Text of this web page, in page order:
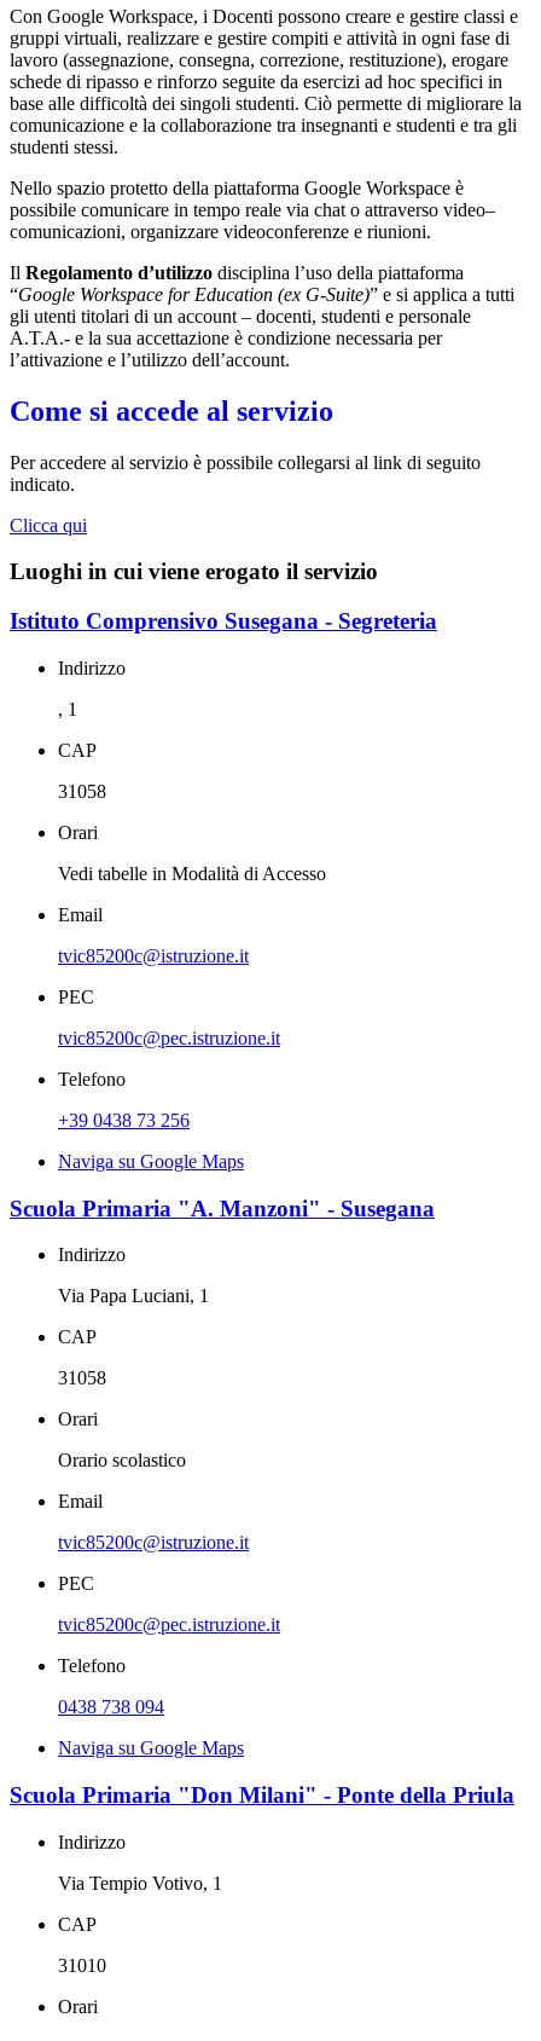
Con Google Workspace, i Docenti possono creare e gestire classi e
gruppi virtuali, realizzare e gestire compiti e attività in ogni fase di
lavoro (assegnazione, consegna, correzione, restituzione), erogare
schede di ripasso e rinforzo seguite da esercizi ad hoc specifici in
base alle difficoltà dei singoli studenti. Ciò permette di migliorare la
comunicazione e la collaborazione tra insegnanti e studenti e tra gli
studenti stessi.
Nello spazio protetto della piattaforma Google Workspace è
possibile comunicare in tempo reale via chat o attraverso video–
comunicazioni, organizzare videoconferenze e riunioni.
Il Regolamento d’utilizzo disciplina l’uso della piattaforma
“Google Workspace for Education (ex G-Suite)” e si applica a tutti
gli utenti titolari di un account – docenti, studenti e personale
A.T.A.- e la sua accettazione è condizione necessaria per
l’attivazione e l’utilizzo dell’account.
Come si accede al servizio
Per accedere al servizio è possibile collegarsi al link di seguito
indicato.
Clicca qui
Luoghi in cui viene erogato il servizio
Istituto Comprensivo Susegana - Segreteria
Indirizzo
, 1
CAP
31058
Orari
Vedi tabelle in Modalità di Accesso
Email
tvic85200c@istruzione.it
PEC
tvic85200c@pec.istruzione.it
Telefono
+39 0438 73 256
Naviga su Google Maps
Scuola Primaria "A. Manzoni" - Susegana
Indirizzo
Via Papa Luciani, 1
CAP
31058
Orari
Orario scolastico
Email
tvic85200c@istruzione.it
PEC
tvic85200c@pec.istruzione.it
Telefono
0438 738 094
Naviga su Google Maps
Scuola Primaria "Don Milani" - Ponte della Priula
Indirizzo
Via Tempio Votivo, 1
CAP
31010
Orari